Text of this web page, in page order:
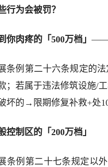
行为会被罚？
你肉疼的「500万档」——
条例第二十六条规定的
；若属于违法修筑设施/
坏的→限期修复补救+处
控制区的「200万档」
条例第二十七条规定以